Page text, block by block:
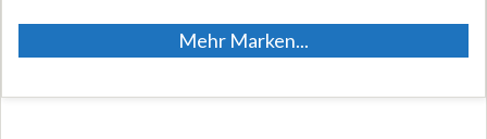
Mehr Marken...